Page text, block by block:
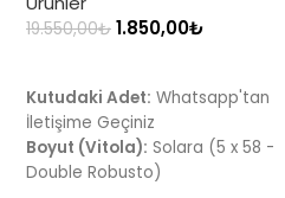
19.550,00₺ 1.850,00₺
Kutudaki Adet: Whatsapp'tan
İletişime Geçiniz
Boyut (Vitola): Solara (5 x 58 -
Double Robusto)